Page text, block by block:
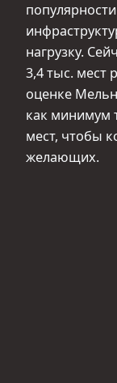
нагрузку.
3,4 тыс. мест
оценке
как минимум
мест, чтобы
желающих.